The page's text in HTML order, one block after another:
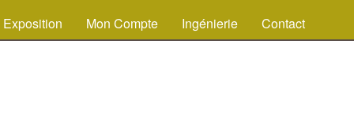
Exposition Mon Compte Ingénierie Contact